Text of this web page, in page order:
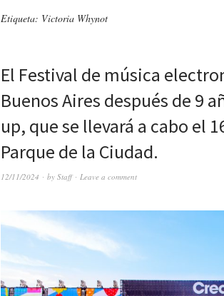
Etiqueta: Victoria Whynot
El Festival de música
Buenos Aires después de 9
up, que se llevará a cabo el
Parque de la Ciudad.
12/11/2024 by Staff Leave a comment